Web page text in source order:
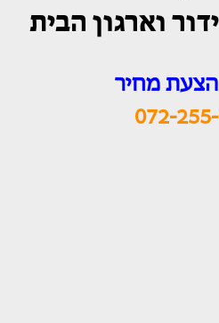
וארגון הבית
מחיר
072-